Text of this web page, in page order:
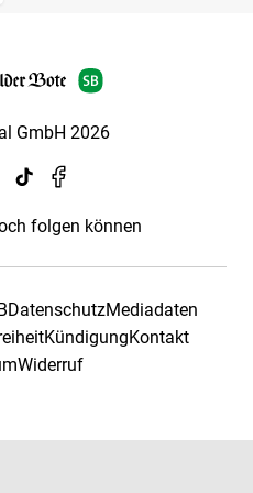
GmbH 2026
folgen können
DatenschutzMediadaten
KündigungKontakt
Widerruf